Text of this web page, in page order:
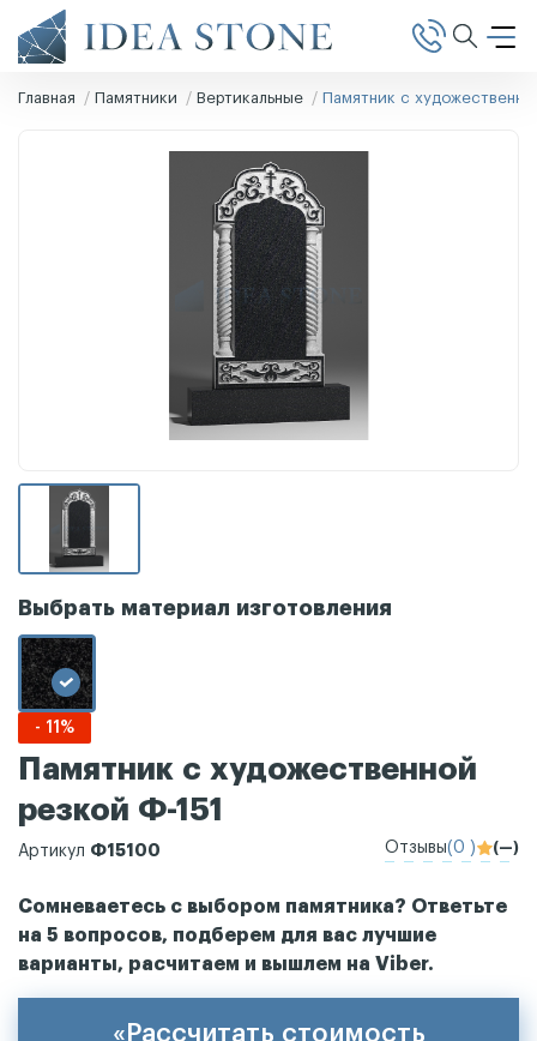
Главная Памятники Вертикальные Памятник с
Выбрать материал изготовления
- 11%
Памятник с художественной
резкой Ф-151
Артикул Ф15100 Отзывы(0 ) (—)
Сомневаетесь с выбором памятника? Ответьте
на 5 вопросов, подберем для вас лучшие
варианты, расчитаем и вышлем на Viber.
«Рассчитать стоимость